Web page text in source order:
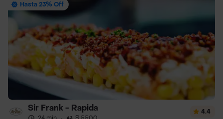
Hasta 23% Off
Sir Frank - Rapida 4.4